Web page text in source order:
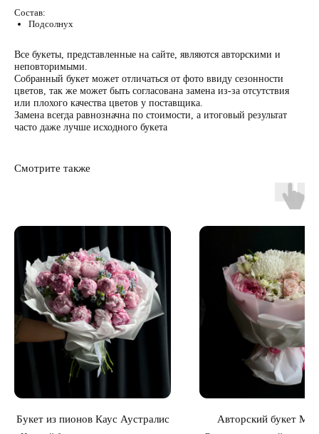
Состав:
Подсолнух
Все букеты, представленные на сайте, являются авторскими и
неповторимыми.
Собранный букет может отличаться от фото ввиду сезонности
цветов, так же может быть согласована замена из-за отсутствия
или плохого качества цветов у поставщика.
Замена всегда равнозначна по стоимости, а итоговый результат
часто даже лучше исходного букета
Смотрите также
Букет из пионов Каус Аустралис Авторский букет